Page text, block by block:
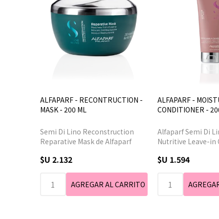
ALFAPARF - RECONTRUCTION -
MASK - 200 ML
Semi Di Lino Reconstruction
Reparative Mask de Alfaparf
Consolida, refuerza y
reestructura la corteza,
aumentando la resistencia a la
rotura.
$U 2.132
ALFAPARF -
CONDITIONER -
Alfaparf Semi Di
Nutritive Leave-in
ligereza la fibra
aumenta la
cabello. Gracias
suaviza con
$U 1.594